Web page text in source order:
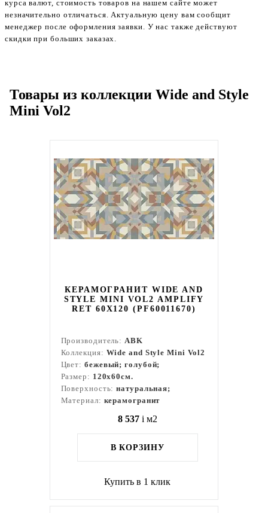
курса валют, стоимость товаров на нашем сайте может
незначительно отличаться. Актуальную цену вам сообщит
менеджер после оформления заявки. У нас также действуют
скидки при больших заказах.
Товары из коллекции Wide and Style
Mini Vol2
КЕРАМОГРАНИТ WIDE AND
STYLE MINI VOL2 AMPLIFY
RET 60Х120 (PF60011670)
Производитель:ABK
Коллекция: Wide and Style Mini Vol2
Цвет: бежевый; голубой;
Размер: 120x60см.
Поверхность:натуральная;
Материал: керамогранит
8 537 i м2
В КОРЗИНУ
Купить в 1 клик